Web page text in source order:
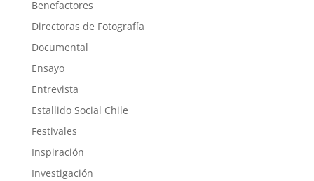
Benefactores
Directoras de Fotografía
Documental
Ensayo
Entrevista
Estallido Social Chile
Festivales
Inspiración
Investigación